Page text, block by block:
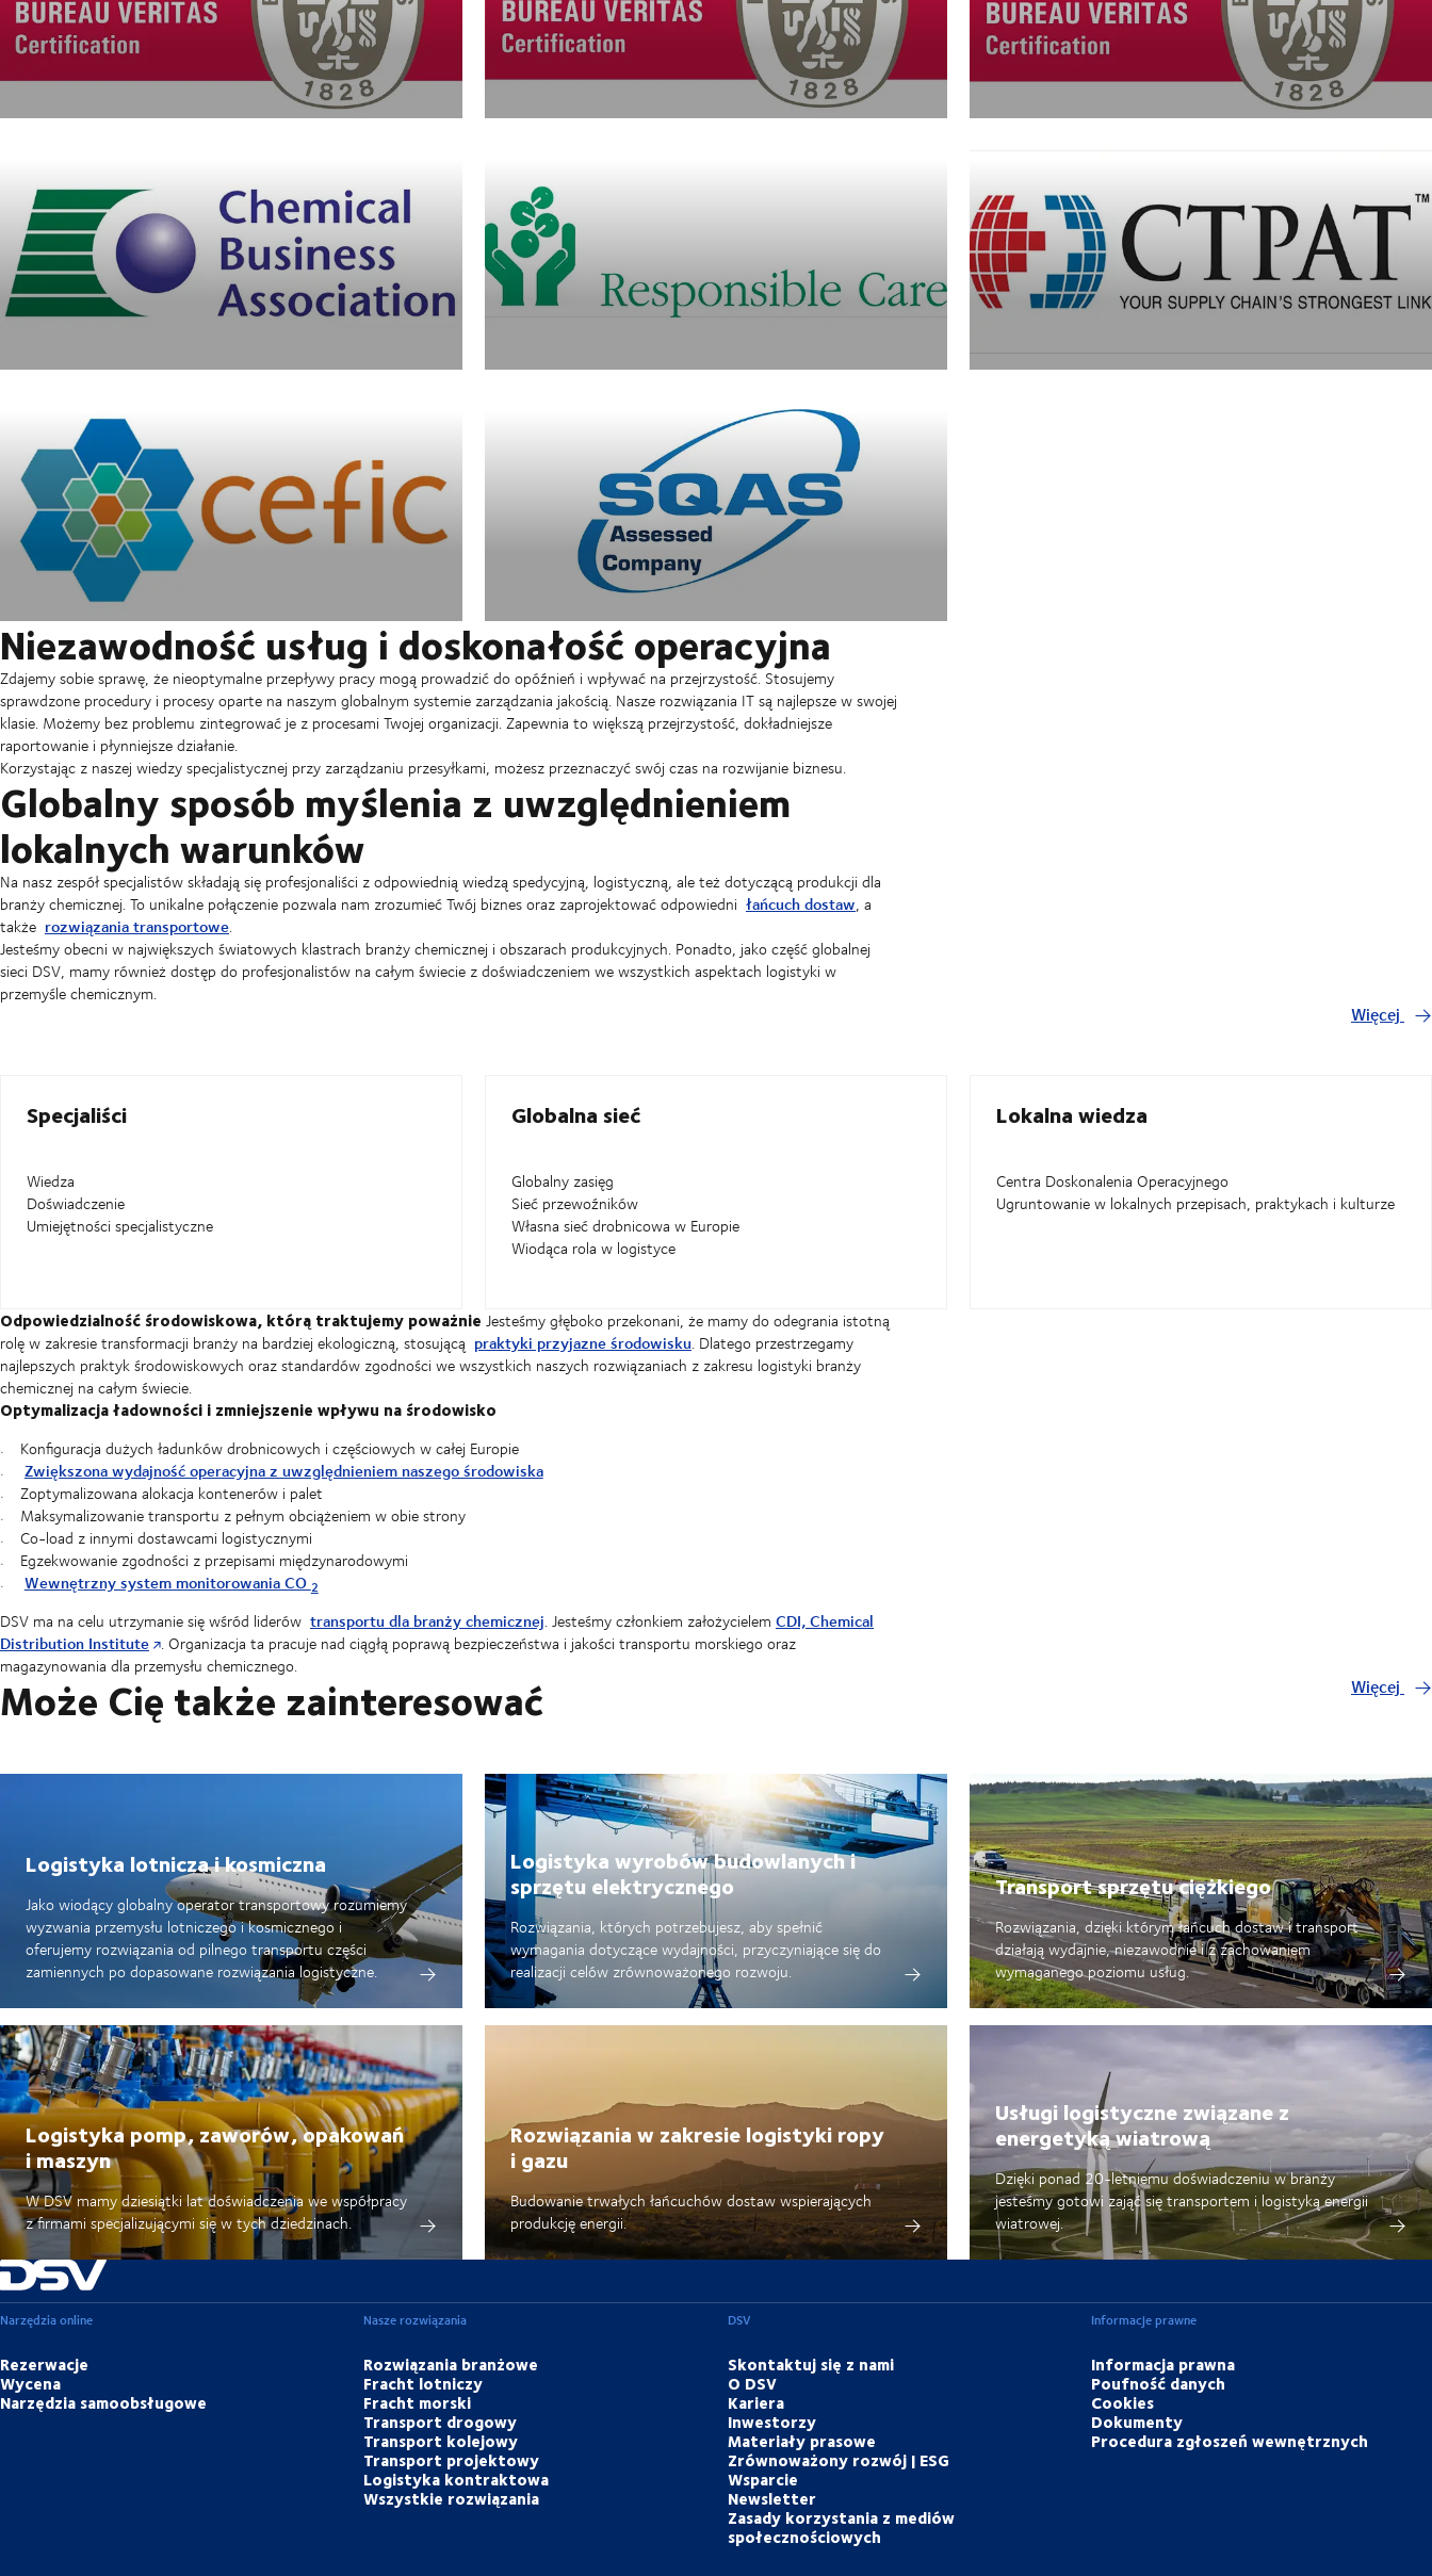
Niezawodność usług i doskonałość operacyjna
Zdajemy sobie sprawę, że nieoptymalne przepływy pracy mogą prowadzić do opóźnień i wpływać na przejrzystość. Stosujemy
sprawdzone procedury i procesy oparte na naszym globalnym systemie zarządzania jakością. Nasze rozwiązania IT są najlepsze w swojej
klasie. Możemy bez problemu zintegrować je z procesami Twojej organizacji. Zapewnia to większą przejrzystość, dokładniejsze
raportowanie i płynniejsze działanie.
Korzystając z naszej wiedzy specjalistycznej przy zarządzaniu przesyłkami, możesz przeznaczyć swój czas na rozwijanie biznesu.
Globalny sposób myślenia z uwzględnieniem
lokalnych warunków
Na nasz zespół specjalistów składają się profesjonaliści z odpowiednią wiedzą spedycyjną, logistyczną, ale też dotyczącą produkcji dla
branży chemicznej. To unikalne połączenie pozwala nam zrozumieć Twój biznes oraz zaprojektować odpowiedni łańcuch dostaw, a
także rozwiązania transportowe.
Jesteśmy obecni w największych światowych klastrach branży chemicznej i obszarach produkcyjnych. Ponadto, jako część globalnej
sieci DSV, mamy również dostęp do profesjonalistów na całym świecie z doświadczeniem we wszystkich aspektach logistyki w
przemyśle chemicznym.
Więcej
Specjaliści
Wiedza
Doświadczenie
Umiejętności specjalistyczne
Globalna sieć
Globalny zasięg
Sieć przewoźników
Własna sieć drobnicowa w Europie
Wiodąca rola w logistyce
Lokalna wiedza
Centra Doskonalenia Operacyjnego
Ugruntowanie w lokalnych przepisach, praktykach i kulturze
Odpowiedzialność środowiskowa, którą traktujemy poważnie Jesteśmy głęboko przekonani, że mamy do odegrania istotną
rolę w zakresie transformacji branży na bardziej ekologiczną, stosującą praktyki przyjazne środowisku. Dlatego przestrzegamy
najlepszych praktyk środowiskowych oraz standardów zgodności we wszystkich naszych rozwiązaniach z zakresu logistyki branży
chemicznej na całym świecie.
Optymalizacja ładowności i zmniejszenie wpływu na środowisko
Konfiguracja dużych ładunków drobnicowych i częściowych w całej Europie
Zwiększona wydajność operacyjna z uwzględnieniem naszego środowiska
Zoptymalizowana alokacja kontenerów i palet
Maksymalizowanie transportu z pełnym obciążeniem w obie strony
Co-load z innymi dostawcami logistycznymi
Egzekwowanie zgodności z przepisami międzynarodowymi
Wewnętrzny system monitorowania CO 2
DSV ma na celu utrzymanie się wśród liderów transportu dla branży chemicznej. Jesteśmy członkiem założycielem CDI, Chemical
Distribution Institute . Organizacja ta pracuje nad ciągłą poprawą bezpieczeństwa i jakości transportu morskiego oraz
magazynowania dla przemysłu chemicznego.
Może Cię także zainteresować Więcej
Logistyka lotnicza i kosmiczna
Jako wiodący globalny operator transportowy rozumiemy
wyzwania przemysłu lotniczego i kosmicznego i
oferujemy rozwiązania od pilnego transportu części
zamiennych po dopasowane rozwiązania logistyczne.
Logistyka wyrobów budowlanych i
sprzętu elektrycznego
Rozwiązania, których potrzebujesz, aby spełnić
wymagania dotyczące wydajności, przyczyniające się do
realizacji celów zrównoważonego rozwoju.
Transport sprzętu ciężkiego
Rozwiązania, dzięki którym łańcuch dostaw i transport
działają wydajnie, niezawodnie i z zachowaniem
wymaganego poziomu usług.
Logistyka pomp, zaworów, opakowań
i maszyn
W DSV mamy dziesiątki lat doświadczenia we współpracy
z firmami specjalizującymi się w tych dziedzinach.
Rozwiązania w zakresie logistyki ropy
i gazu
Budowanie trwałych łańcuchów dostaw wspierających
produkcję energii.
Usługi logistyczne związane z
energetyką wiatrową
Dzięki ponad 20-letniemu doświadczeniu w branży
jesteśmy gotowi zająć się transportem i logistyką energii
wiatrowej.
Narzędzia online
Rezerwacje
Wycena
Narzędzia samoobsługowe
Nasze rozwiązania
Rozwiązania branżowe
Fracht lotniczy
Fracht morski
Transport drogowy
Transport kolejowy
Transport projektowy
Logistyka kontraktowa
Wszystkie rozwiązania
DSV
Skontaktuj się z nami
O DSV
Kariera
Inwestorzy
Materiały prasowe
Zrównoważony rozwój | ESG
Wsparcie
Newsletter
Zasady korzystania z mediów
społecznościowych
Informacje prawne
Informacja prawna
Poufność danych
Cookies
Dokumenty
Procedura zgłoszeń wewnętrznych